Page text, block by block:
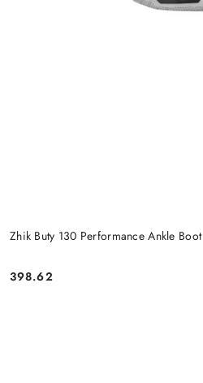
Zhik Buty 130 Performance Ankle Boot
Cena:
398.62